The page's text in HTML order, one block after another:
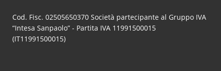
Cod. Fisc. 02505650370 Società partecipante al Gruppo IVA
“Intesa Sanpaolo” - Partita IVA 11991500015
(IT11991500015)